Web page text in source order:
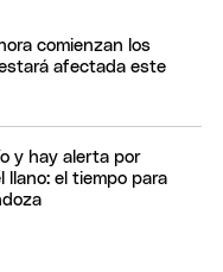
comienzan los
afectada este
y hay alerta por
el tiempo para